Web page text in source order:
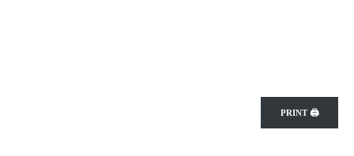
PRINT 🖨